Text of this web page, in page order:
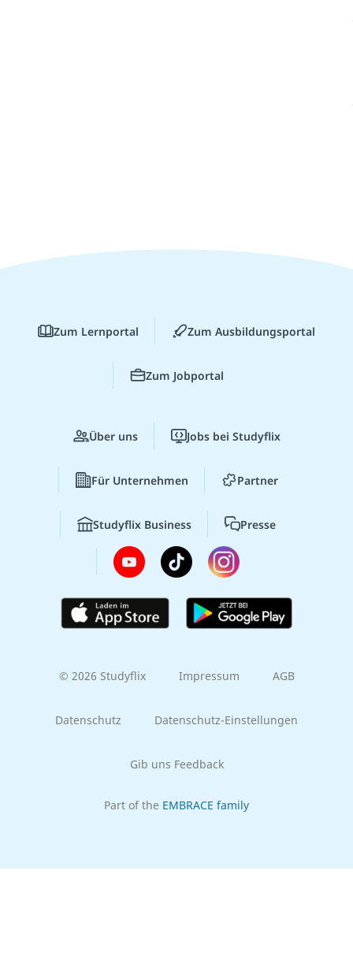
Zum Lernportal Zum Ausbildungsportal
Zum Jobportal
Über uns Jobs bei Studyflix
Für Unternehmen Partner
Studyflix Business Presse
© 2026 Studyflix Impressum AGB
Datenschutz Datenschutz-Einstellungen
Gib uns Feedback
Part of the EMBRACE family